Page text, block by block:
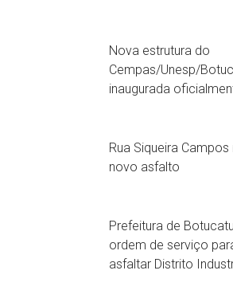
Nova estrutura do
Cempas/Unesp/
inaugurada
Rua Siqueira
novo asfalto
Prefeitura de
ordem de serviço
asfaltar Distrito